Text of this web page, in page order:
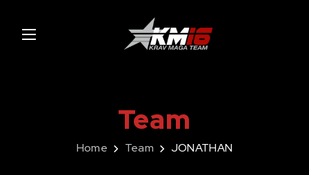
Team
Home Team JONATHAN